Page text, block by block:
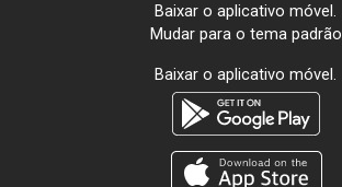
Baixar o aplicativo móvel.
Mudar para o tema padrão
Baixar o aplicativo móvel.